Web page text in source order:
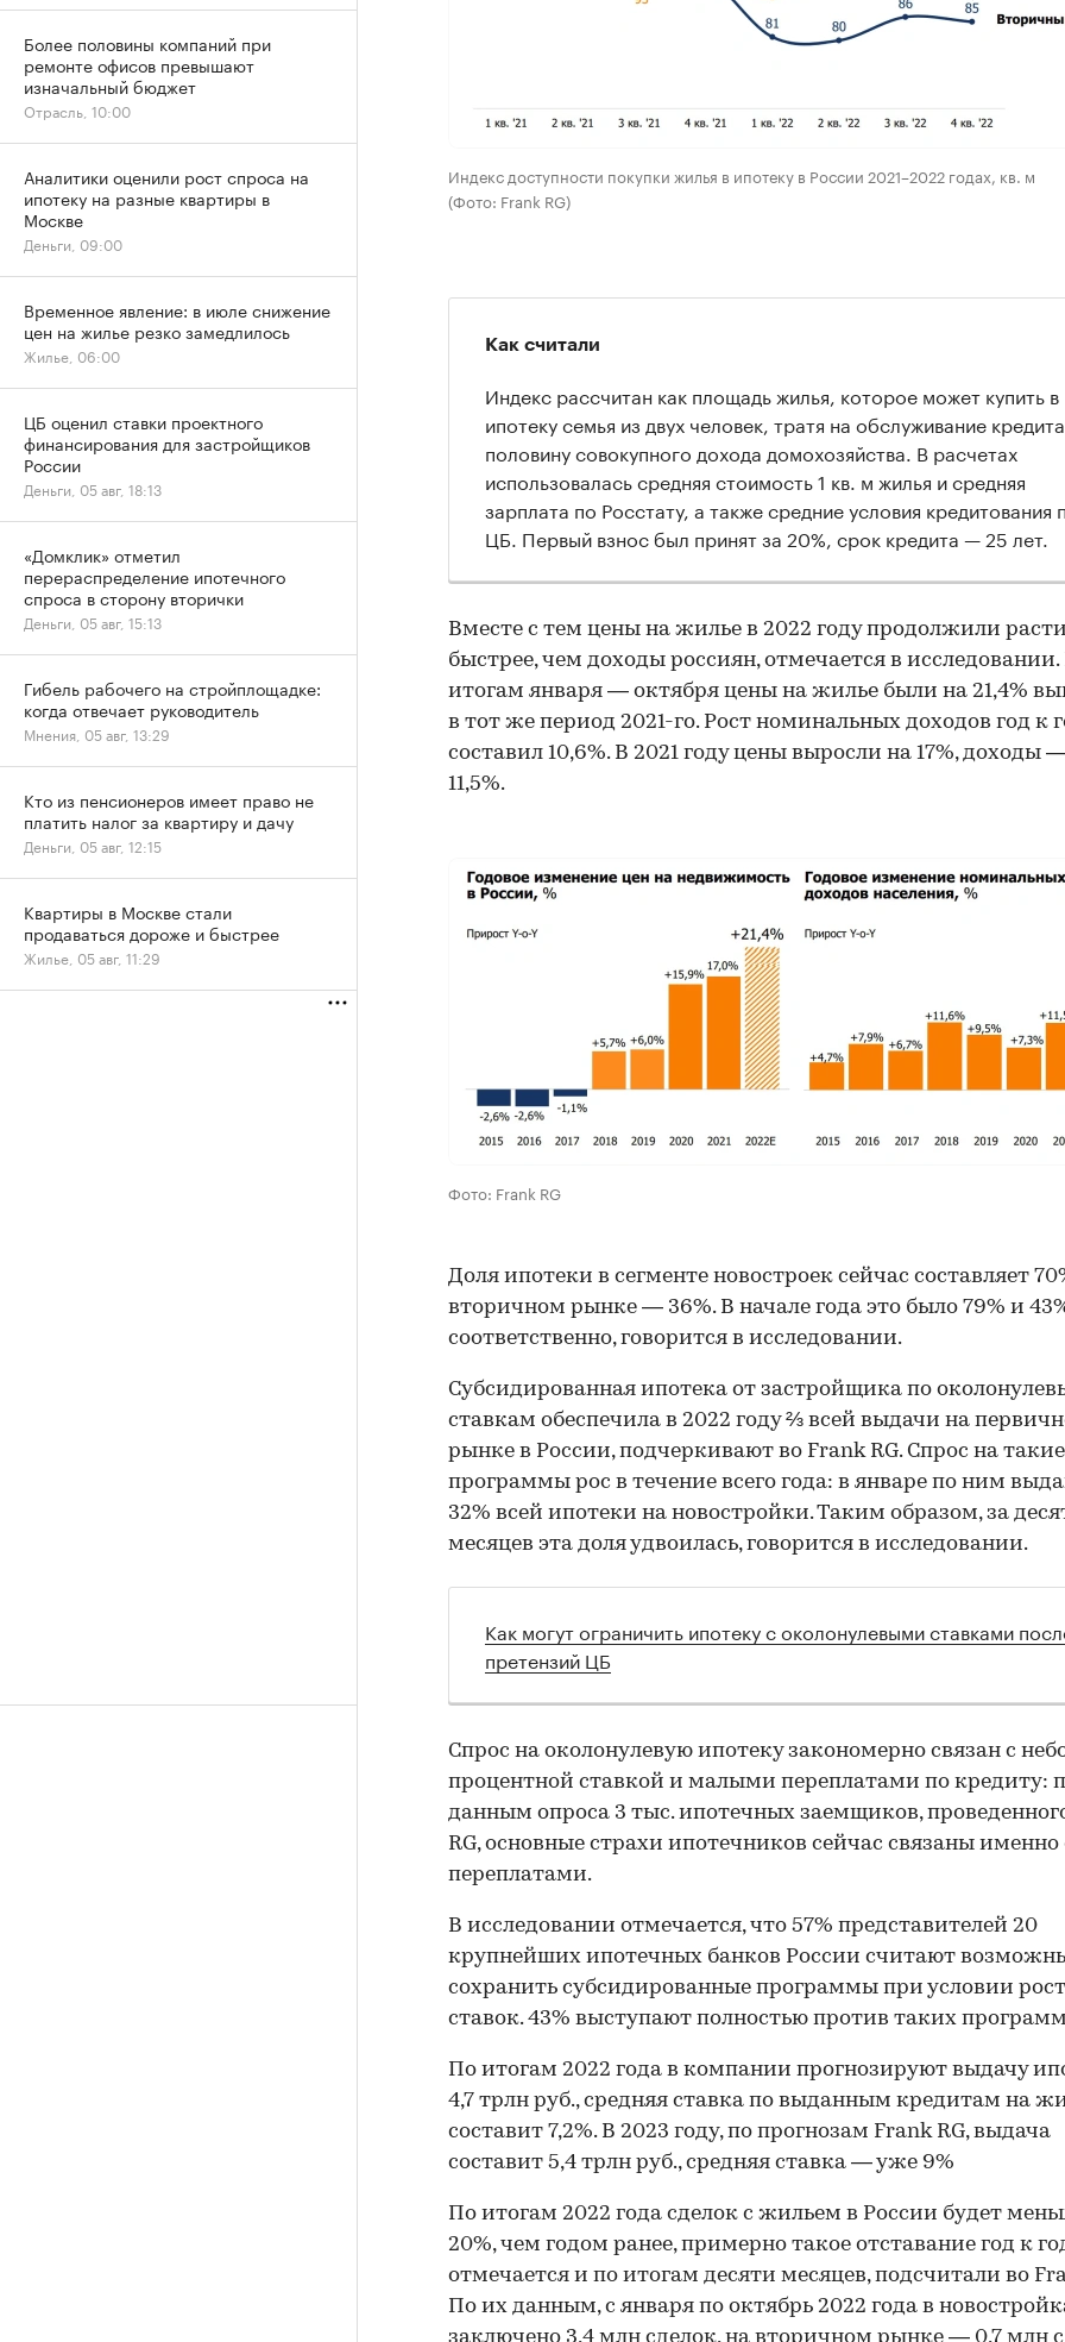
Индекс доступности покупки жилья в ипотеку в России 2021–2022 годах, кв. м
(Фото: Frank RG)
Как считали
Индекс рассчитан как площадь жилья, которое может купить в
ипотеку семья из двух человек, тратя на обслуживание кредита
половину совокупного дохода домохозяйства. В расчетах
использовалась средняя стоимость 1 кв. м жилья и средняя
зарплата по Росстату, а также средние условия кредитования
ЦБ. Первый взнос был принят за 20%, срок кредита — 25 лет.
Вместе с тем цены на жилье в 2022 году продолжили
быстрее, чем доходы россиян, отмечается в
итогам января — октября цены на жилье были на 21,4%
в тот же период 2021-го. Рост номинальных доходов год к
составил 10,6%. В 2021 году цены выросли на 17%, доходы
11,5%.
Фото: Frank RG
Доля ипотеки в сегменте новостроек сейчас составляет
вторичном рынке — 36%. В начале года это было 79% и
соответственно, говорится в исследовании.
Субсидированная ипотека от застройщика по
ставкам обеспечила в 2022 году ⅔ всей выдачи на
рынке в России, подчеркивают во Frank RG. Спрос на такие
программы рос в течение всего года: в январе по ним
32% всей ипотеки на новостройки. Таким образом, за
месяцев эта доля удвоилась, говорится в исследовании.
Как могут ограничить ипотеку с околонулевыми ставками
претензий ЦБ
Спрос на околонулевую ипотеку закономерно связан с
процентной ставкой и малыми переплатами по кредиту:
данным опроса 3 тыс. ипотечных заемщиков,
RG, основные страхи ипотечников сейчас связаны именно
переплатами.
В исследовании отмечается, что 57% представителей 20
крупнейших ипотечных банков России считают
сохранить субсидированные программы при условии
ставок. 43% выступают полностью против таких
По итогам 2022 года в компании прогнозируют выдачу
4,7 трлн руб., средняя ставка по выданным кредитам на
составит 7,2%. В 2023 году, по прогнозам Frank RG, выдача
составит 5,4 трлн руб., средняя ставка — уже 9%
По итогам 2022 года сделок с жильем в России будет
20%, чем годом ранее, примерно такое отставание год к
отмечается и по итогам десяти месяцев, подсчитали во
По их данным, с января по октябрь 2022 года в
Более половины компаний при
ремонте офисов превышают
изначальный бюджет
Отрасль, 10:00
Аналитики оценили рост спроса на
ипотеку на разные квартиры в
Москве
Деньги, 09:00
Временное явление: в июле снижение
цен на жилье резко замедлилось
Жилье, 06:00
ЦБ оценил ставки проектного
финансирования для застройщиков
России
Деньги, 05 авг, 18:13
«Домклик» отметил
перераспределение ипотечного
спроса в сторону вторички
Деньги, 05 авг, 15:13
Гибель рабочего на стройплощадке:
когда отвечает руководитель
Мнения, 05 авг, 13:29
Кто из пенсионеров имеет право не
платить налог за квартиру и дачу
Деньги, 05 авг, 12:15
Квартиры в Москве стали
продаваться дороже и быстрее
Жилье, 05 авг, 11:29